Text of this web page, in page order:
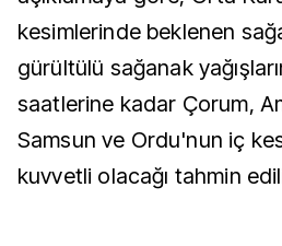
kesimlerinde beklenen
gürültülü sağanak
saatlerine kadar Çorum,
Samsun ve Ordu'nun iç
kuvvetli olacağı tahmin